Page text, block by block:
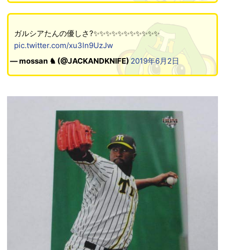
ガルシアたんの優しさ?✨✨✨✨✨✨✨✨✨✨✨
pic.twitter.com/xu3ln9UzJw
— mossan ♞ (@JACKANDKNIFE)2019年6月2日